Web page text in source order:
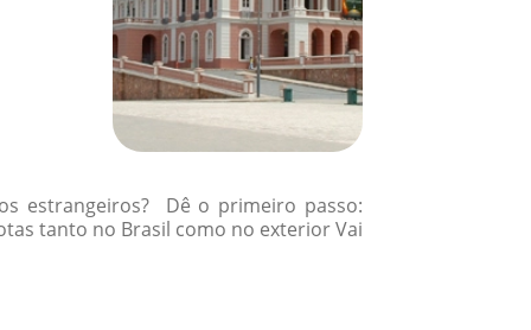
estrangeiros? Dê o primeiro passo:
tanto no Brasil como no exterior Vai